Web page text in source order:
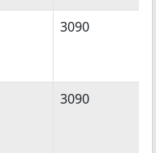
3090
3090